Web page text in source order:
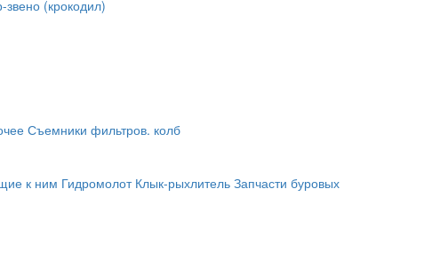
звено (крокодил)
Съемники фильтров. колб
к ним Гидромолот Клык-рыхлитель Запчасти буровых